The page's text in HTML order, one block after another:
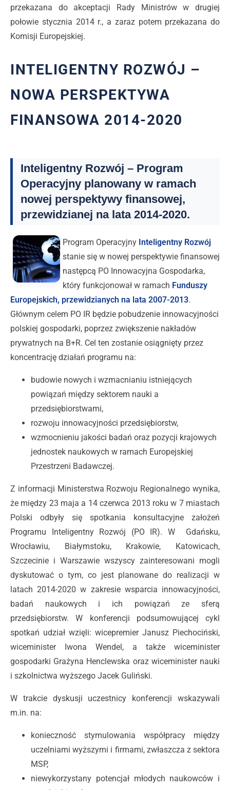
przekazana do akceptacji Rady Ministrów w drugiej
połowie stycznia 2014 r., a zaraz potem przekazana do
Komisji Europejskiej.
INTELIGENTNY ROZWÓJ –
NOWA PERSPEKTYWA
FINANSOWA 2014-2020
Inteligentny Rozwój – Program
Operacyjny planowany w ramach
nowej perspektywy finansowej,
przewidzianej na lata 2014-2020.
Program Operacyjny Inteligentny Rozwój
stanie się w nowej perspektywie finansowej
następcą PO Innowacyjna Gospodarka,
który funkcjonował w ramach Funduszy
Europejskich, przewidzianych na lata 2007-2013.
Głównym celem PO IR będzie pobudzenie innowacyjności
polskiej gospodarki, poprzez zwiększenie nakładów
prywatnych na B+R. Cel ten zostanie osiągnięty przez
koncentrację działań programu na:
budowie nowych i wzmacnianiu istniejących
powiązań między sektorem nauki a
przedsiębiorstwami,
rozwoju innowacyjności przedsiębiorstw,
wzmocnieniu jakości badań oraz pozycji krajowych
jednostek naukowych w ramach Europejskiej
Przestrzeni Badawczej.
Z informacji Ministerstwa Rozwoju Regionalnego wynika,
że między 23 maja a 14 czerwca 2013 roku w 7 miastach
Polski odbyły się spotkania konsultacyjne założeń
Programu Inteligentny Rozwój (PO IR). W Gdańsku,
Wrocławiu, Białymstoku, Krakowie, Katowicach,
Szczecinie i Warszawie wszyscy zainteresowani mogli
dyskutować o tym, co jest planowane do realizacji w
latach 2014-2020 w zakresie wsparcia innowacyjności,
badań naukowych i ich powiązań ze sferą
przedsiębiorstw. W konferencji podsumowującej cykl
spotkań udział wzięli: wicepremier Janusz Piechociński,
wiceminister Iwona Wendel, a także wiceminister
gospodarki Grażyna Henclewska oraz wiceminister nauki
i szkolnictwa wyższego Jacek Guliński.
W trakcie dyskusji uczestnicy konferencji wskazywali
m.in. na:
konieczność stymulowania współpracy między
uczelniami wyższymi i firmami, zwłaszcza z sektora
MSP,
niewykorzystany potencjał młodych naukowców i